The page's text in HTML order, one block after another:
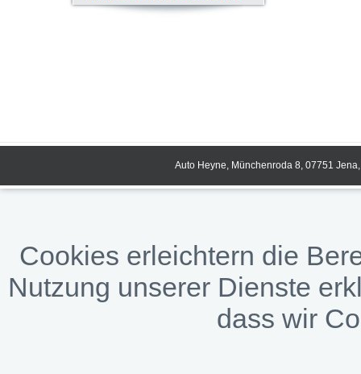
Auto Heyne, Münchenroda 8, 07751
Cookies erleichtern die
Nutzung unserer Dienste
dass wir